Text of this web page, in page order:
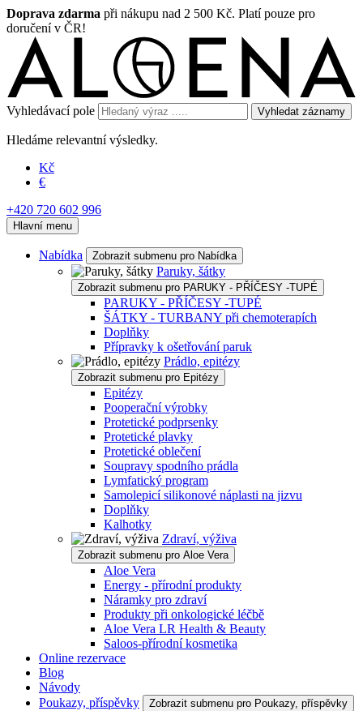
Doprava zdarma při nákupu nad 2 500 Kč. Platí pouze pro
doručení v ČR!
Vyhledávací pole Vyhledat záznamy
Hledáme relevantní výsledky.
Kč
€
+420 720 602 996
Hlavní menu
Nabídka Zobrazit submenu pro Nabídka
Paruky, šátky
Zobrazit submenu pro PARUKY - PŘÍČESY -TUPÉ
PARUKY - PŘÍČESY -TUPÉ
ŠÁTKY - TURBANY při chemoterapích
Doplňky
Přípravky k ošetřování paruk
Prádlo, epitézy
Zobrazit submenu pro Epitézy
Epitézy
Pooperační výrobky
Protetické podprsenky
Protetické plavky
Protetické oblečení
Soupravy spodního prádla
Lymfatický program
Samolepicí silikonové náplasti na jizvu
Doplňky
Kalhotky
Zdraví, výživa
Zobrazit submenu pro Aloe Vera
Aloe Vera
Energy - přírodní produkty
Náramky pro zdraví
Produkty při onkologické léčbě
Aloe Vera LR Health & Beauty
Saloos-přírodní kosmetika
Online rezervace
Blog
Návody
Poukazy, příspěvky
Zobrazit submenu pro Poukazy, příspěvky